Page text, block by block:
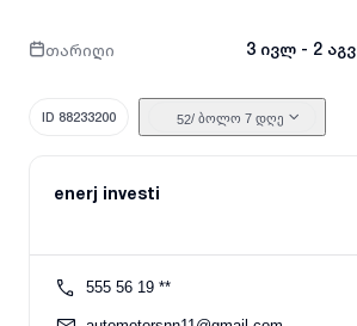
თარიღი 3 ივლ - 2 აგვ
ID 88233200 52/ ბოლო 7 დღე
enerj investi
555 56 19 **